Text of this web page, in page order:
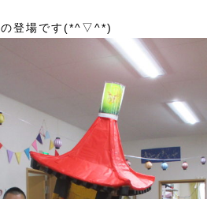
の登場です(*^▽^*)